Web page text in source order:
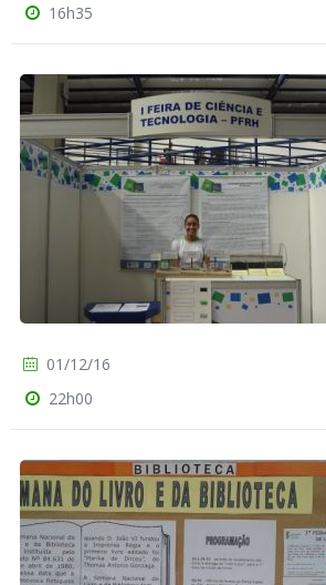
16h35
01/12/16
22h00